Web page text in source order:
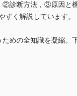
診断方法，③原因
く解説しています。
めの全知識を凝縮。